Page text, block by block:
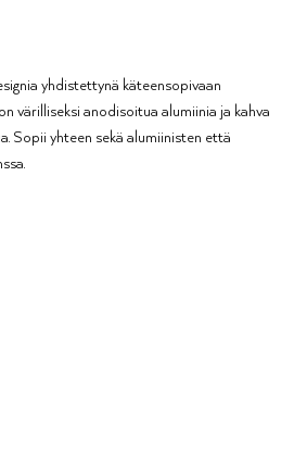
yhdistettynä käteensopivaan
värilliseksi anodisoitua alumiinia ja kahva
Sopii yhteen sekä alumiinisten että